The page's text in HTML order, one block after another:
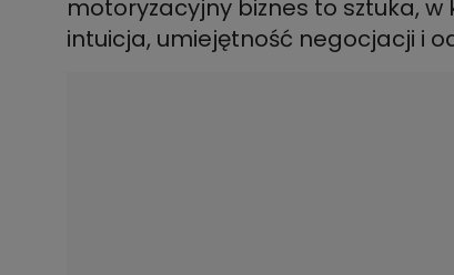
motoryzacyjny biznes to sztuka,
intuicja, umiejętność negocjacji i